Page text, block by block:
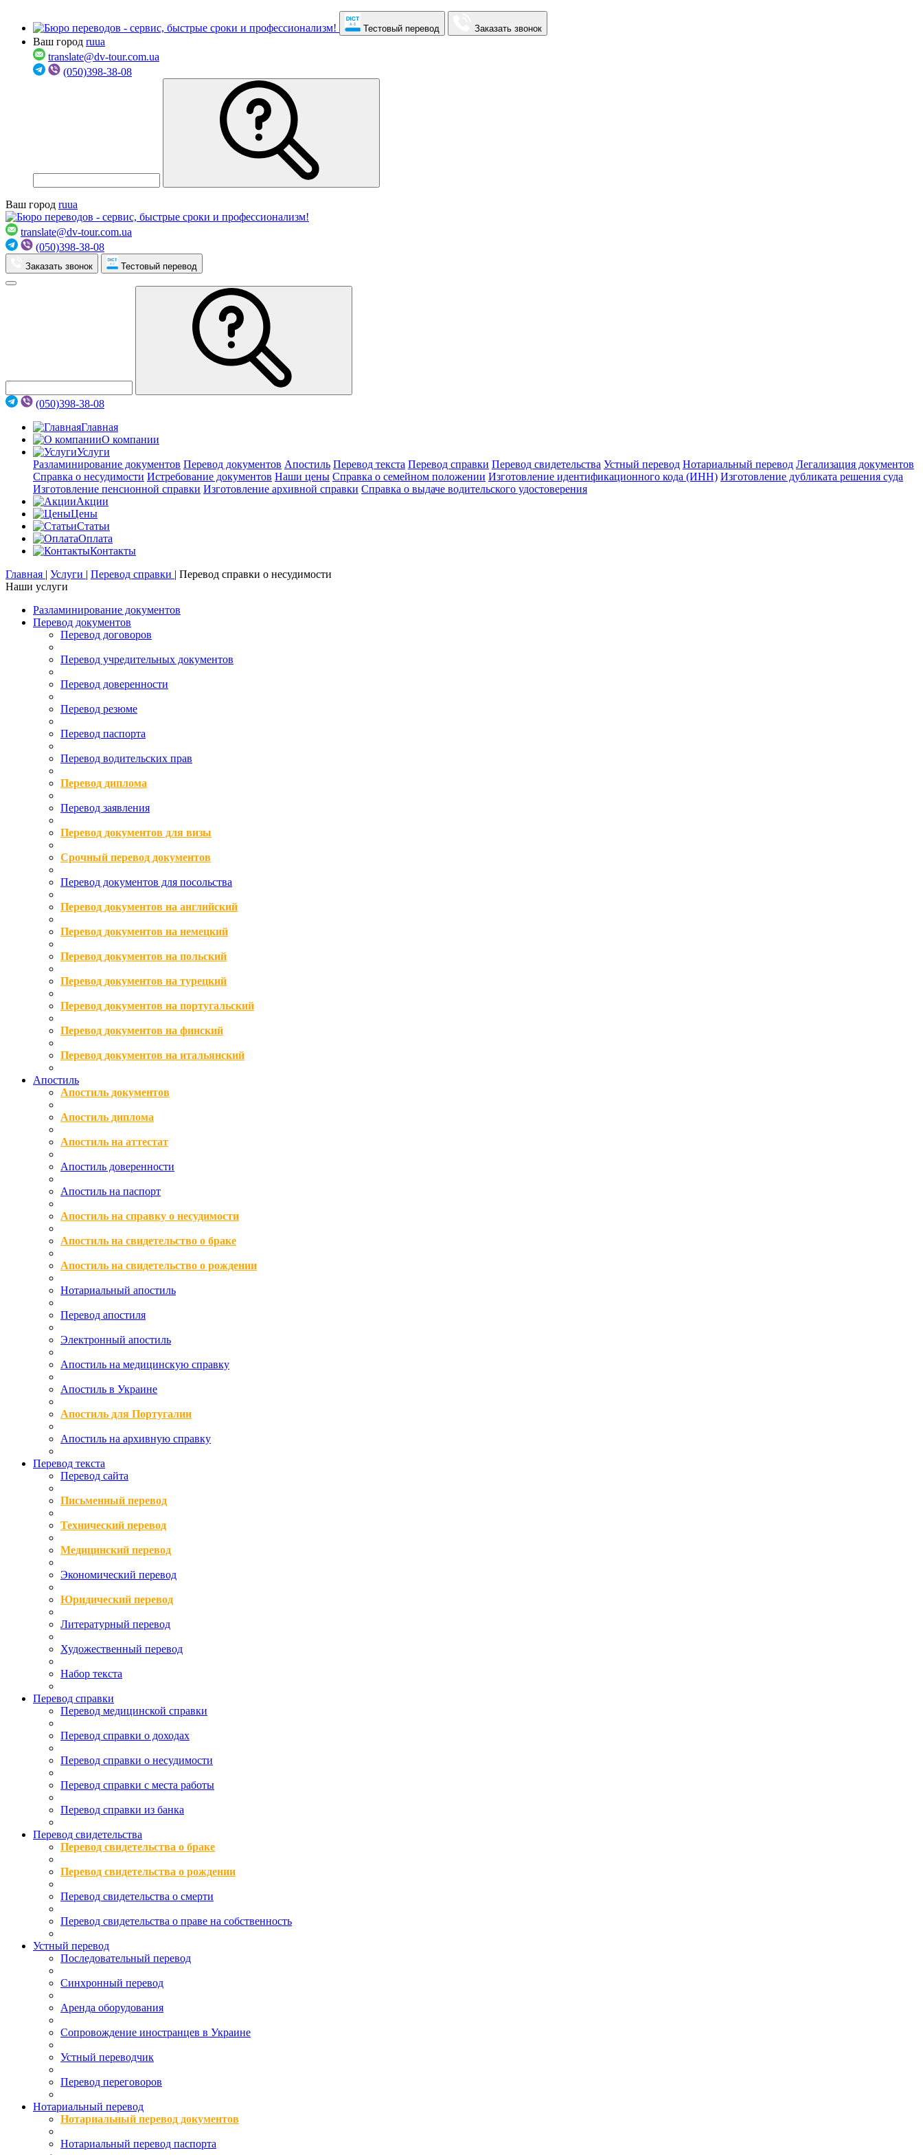
Тестовый перевод Заказать звонок
Ваш город ruua
translate@dv-tour.com.ua
(050)398-38-08
Ваш город ruua
translate@dv-tour.com.ua
(050)398-38-08
Заказать звонок Тестовый перевод
(050)398-38-08
Главная
О компании
Услуги
Разламинирование документов Перевод документов Апостиль Перевод текста Перевод справки Перевод свидетельства Устный перевод Нотариальный перевод Легализация документов
Справка о несудимости Истребование документов Наши цены Справка о семейном положении Изготовление идентификационного кода (ИНН) Изготовление дубликата решения суда
Изготовление пенсионной справки Изготовление архивной справки Справка о выдаче водительского удостоверения
Акции
Цены
Статьи
Оплата
Контакты
Главная | Услуги | Перевод справки | Перевод справки о несудимости
Наши услуги
Разламинирование документов
Перевод документов
Перевод договоров
Перевод учредительных документов
Перевод доверенности
Перевод резюме
Перевод паспорта
Перевод водительских прав
Перевод диплома
Перевод заявления
Перевод документов для визы
Срочный перевод документов
Перевод документов для посольства
Перевод документов на английский
Перевод документов на немецкий
Перевод документов на польский
Перевод документов на турецкий
Перевод документов на португальский
Перевод документов на финский
Перевод документов на итальянский
Апостиль
Апостиль документов
Апостиль диплома
Апостиль на аттестат
Апостиль доверенности
Апостиль на паспорт
Апостиль на справку о несудимости
Апостиль на свидетельство о браке
Апостиль на свидетельство о рождении
Нотариальный апостиль
Перевод апостиля
Электронный апостиль
Апостиль на медицинскую справку
Апостиль в Украине
Апостиль для Португалии
Апостиль на архивную справку
Перевод текста
Перевод сайта
Письменный перевод
Технический перевод
Медицинский перевод
Экономический перевод
Юридический перевод
Литературный перевод
Художественный перевод
Набор текста
Перевод справки
Перевод медицинской справки
Перевод справки о доходах
Перевод справки о несудимости
Перевод справки с места работы
Перевод справки из банка
Перевод свидетельства
Перевод свидетельства о браке
Перевод свидетельства о рождении
Перевод свидетельства о смерти
Перевод свидетельства о праве на собственность
Устный перевод
Последовательный перевод
Синхронный перевод
Аренда оборудования
Сопровождение иностранцев в Украине
Устный переводчик
Перевод переговоров
Нотариальный перевод
Нотариальный перевод документов
Нотариальный перевод паспорта